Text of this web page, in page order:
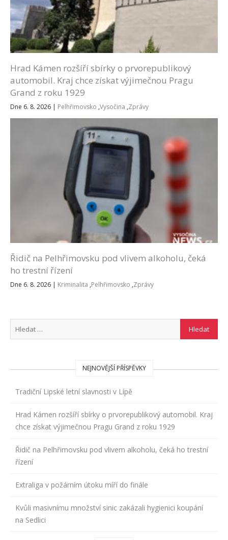
Hrad Kámen rozšíří sbírky o prvorepublikový
automobil. Kraj chce získat výjimečnou Pragu
Grand z roku 1929
Dne 6. 8. 2026 | Pelhřimovsko ,Vysočina ,Zprávy
Řidič na Pelhřimovsku pod vlivem alkoholu, čeká
ho trestní řízení
Dne 6. 8. 2026 | Kriminalita ,Pelhřimovsko ,Zprávy
NEJNOVĚJŠÍ PŘÍSPĚVKY
Tradiční Lipské letní slavnosti v Lípě
Hrad Kámen rozšíří sbírky o prvorepublikový automobil. Kraj
chce získat výjimečnou Pragu Grand z roku 1929
Řidič na Pelhřimovsku pod vlivem alkoholu, čeká ho trestní
řízení
Extraliga v požárním útoku míří do finále
Kvůli masivnímu množství sinic zakázali hygienici koupání
na Sedlici